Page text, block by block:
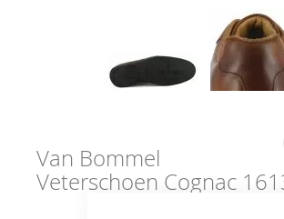
Van Bommel
Veterschoen Cognac